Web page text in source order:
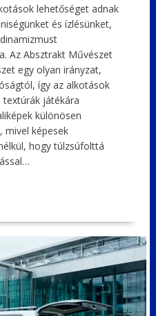
lehetőséget adnak
és ízlésünket,
Az Absztrakt Művészet
egy olyan irányzat,
így az alkotások
textúrák játékára
különösen
mivel képesek
hogy túlzsúfolttá